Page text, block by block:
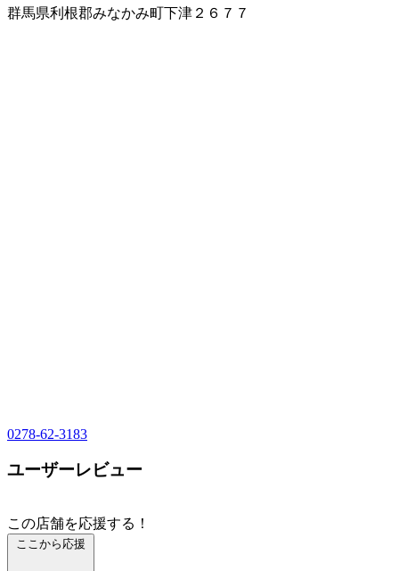
群馬県利根郡みなかみ町下津２６７７
0278-62-3183
ユーザーレビュー
この店舗を応援する！
ここから応援